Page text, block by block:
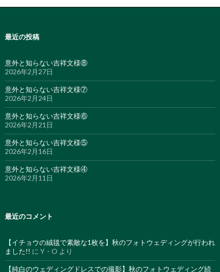
最近の投稿
意外と知らない吉祥文様⑧
2026年2月27日
意外と知らない吉祥文様⑦
2026年2月24日
意外と知らない吉祥文様⑥
2026年2月21日
意外と知らない吉祥文様⑤
2026年2月16日
意外と知らない吉祥文様④
2026年2月11日
最近のコメント
【イチョウの絨毯で素敵な1枚を】秋のフォトウェディングが行われ
ました!! に Y・O より
【純白のウェディングドレスでの撮影】秋のフォトウェディング続